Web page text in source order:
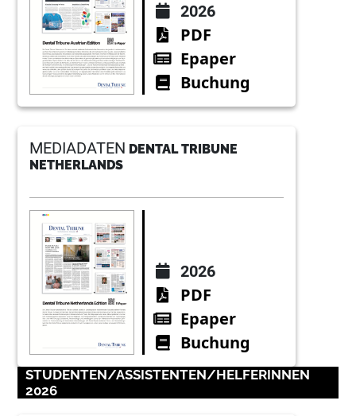
2026
PDF
Epaper
Buchung
MEDIADATEN DENTAL TRIBUNE
NETHERLANDS
2026
PDF
Epaper
Buchung
STUDENTEN/ASSISTENTEN/HELFERINNEN
2026